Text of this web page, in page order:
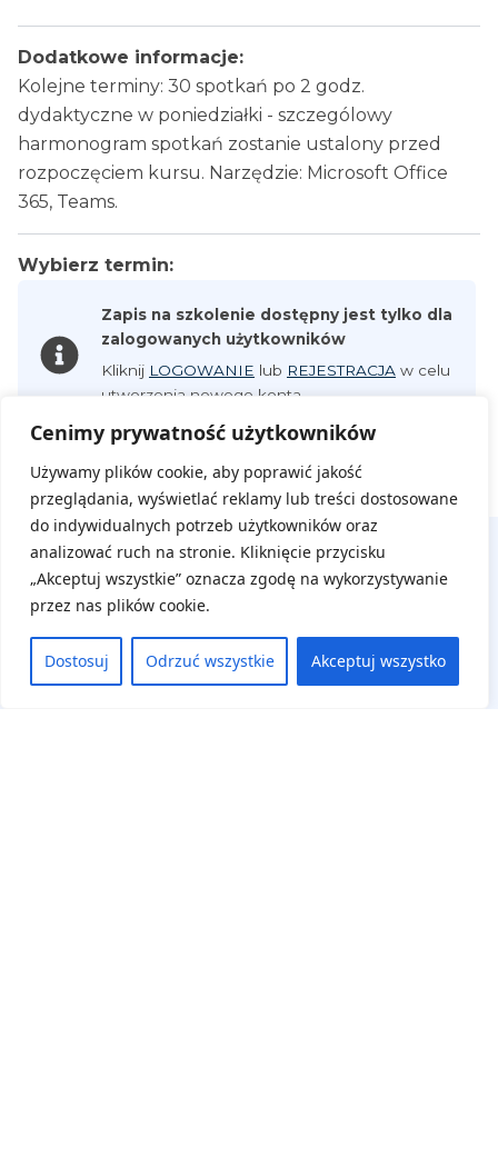
Cenimy prywatność użytkowników
Używamy plików cookie, aby poprawić jakość
przeglądania, wyświetlać reklamy lub treści dostosowane
do indywidualnych potrzeb użytkowników oraz
analizować ruch na stronie. Kliknięcie przycisku
„Akceptuj wszystkie” oznacza zgodę na wykorzystywanie
przez nas plików cookie.
Dostosuj Odrzuć wszystkie Akceptuj wszystko
Dodatkowe informacje:
Kolejne terminy: 30 spotkań po 2 godz.
dydaktyczne w poniedziałki - szczególowy
harmonogram spotkań zostanie ustalony przed
rozpoczęciem kursu. Narzędzie: Microsoft Office
365, Teams.
Wybierz termin:
Zapis na szkolenie dostępny jest tylko dla
zalogowanych użytkowników
Kliknij LOGOWANIE lub REJESTRACJA w celu
utworzenia nowego konta.